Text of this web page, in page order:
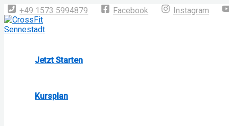
Zum
Inhalt
springen
+49 1573 5994879 Facebook Instagram
Jetzt Starten
Kursplan